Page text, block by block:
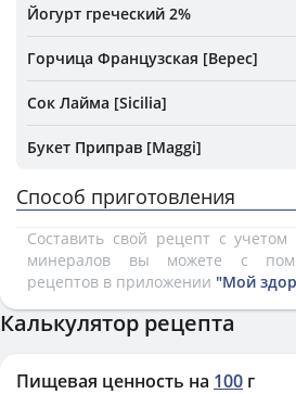
Йогурт греческий 2%
Горчица Французская [Верес]
Сок Лайма [Sicilia]
Букет Приправ [Maggi]
Способ приготовления
Составить свой рецепт с
минералов вы можете с
рецептов в приложении "Мой
Калькулятор рецепта
Пищевая ценность на 100 г